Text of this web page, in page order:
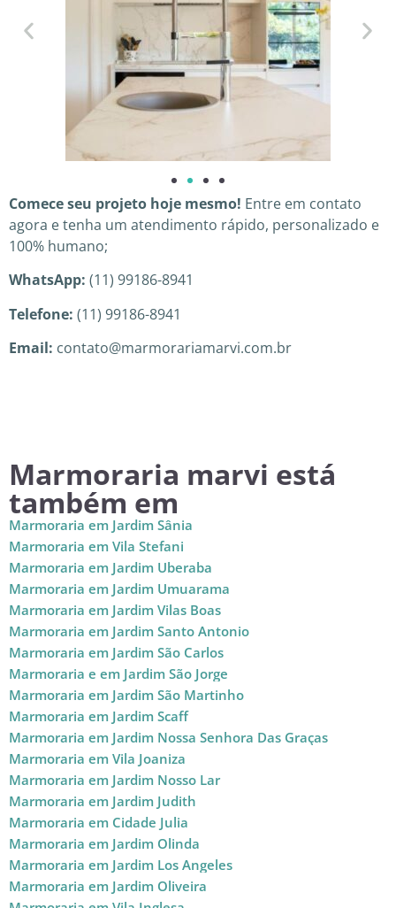
Comece seu projeto hoje mesmo! Entre em contato
agora e tenha um atendimento rápido, personalizado e
100% humano;
WhatsApp: (11) 99186-8941
Telefone: (11) 99186-8941
Email: contato@marmorariamarvi.com.br
Marmoraria marvi está
também em
Marmoraria em Jardim Sânia
Marmoraria em Vila Stefani
Marmoraria em Jardim Uberaba
Marmoraria em Jardim Umuarama
Marmoraria em Jardim Vilas Boas
Marmoraria em Jardim Santo Antonio
Marmoraria em Jardim São Carlos
Marmoraria e em Jardim São Jorge
Marmoraria em Jardim São Martinho
Marmoraria em Jardim Scaff
Marmoraria em Jardim Nossa Senhora Das Graças
Marmoraria em Vila Joaniza
Marmoraria em Jardim Nosso Lar
Marmoraria em Jardim Judith
Marmoraria em Cidade Julia
Marmoraria em Jardim Olinda
Marmoraria em Jardim Los Angeles
Marmoraria em Jardim Oliveira